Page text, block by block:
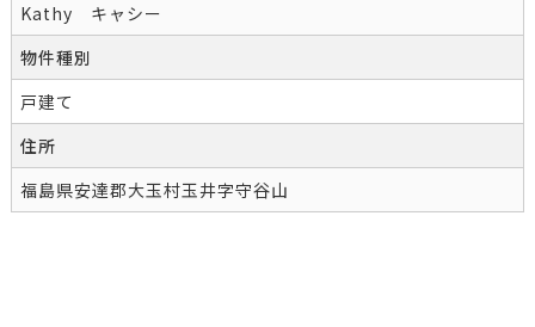
Kathy キャシー
物件種別
戸建て
住所
福島県安達郡大玉村玉井字守谷山